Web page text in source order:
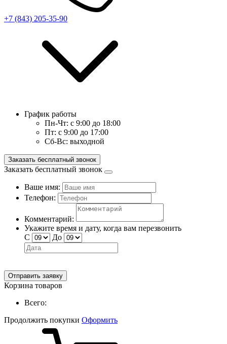
+7 (843) 205-35-90
График работы
Пн-Чт: с 9:00 до 18:00
Пт: с 9:00 до 17:00
Сб-Вс: выходной
Заказать бесплатный звонок
Заказать бесплатный звонок
Ваше имя:
Телефон:
Комментарий:
Укажите время и дату, когда вам перезвонить
С
До
Отправить заявку
Корзина товаров
Всего:
Продолжить покупки Оформить